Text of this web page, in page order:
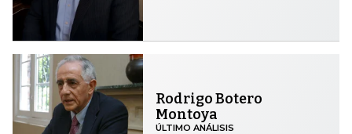
Rodrigo Botero
Montoya
ÚLTIMO ANÁLISIS